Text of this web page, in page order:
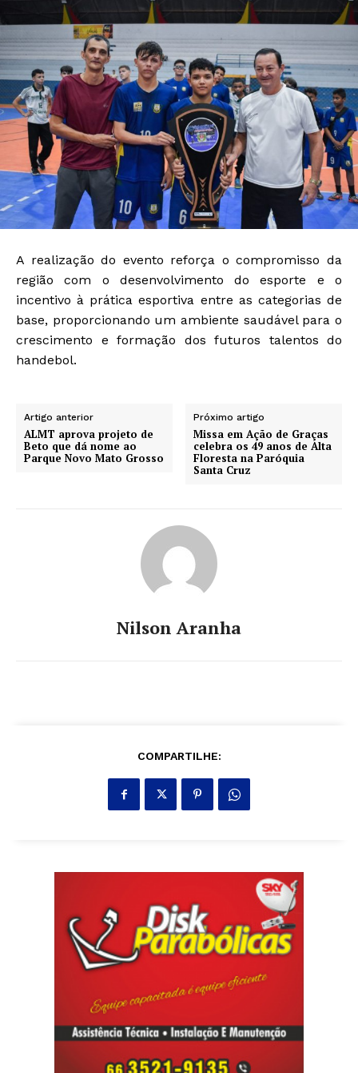
A realização do evento reforça o compromisso da
região com o desenvolvimento do esporte e o
incentivo à prática esportiva entre as categorias de
base, proporcionando um ambiente saudável para o
crescimento e formação dos futuros talentos do
handebol.
Artigo anterior
ALMT aprova projeto de
Beto que dá nome ao
Parque Novo Mato Grosso
Próximo artigo
Missa em Ação de Graças
celebra os 49 anos de Alta
Floresta na Paróquia
Santa Cruz
Nilson Aranha
COMPARTILHE: